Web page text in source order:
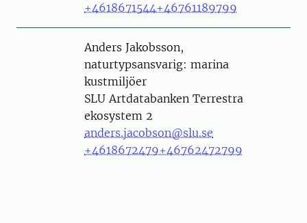
+4618671544+46761189799
PersonAnders Jakobsson,
naturtypsansvarig: marina
kustmiljöer
SLU Artdatabanken Terrestra
ekosystem 2
anders.jacobson@slu.se
+4618672479+46762472799